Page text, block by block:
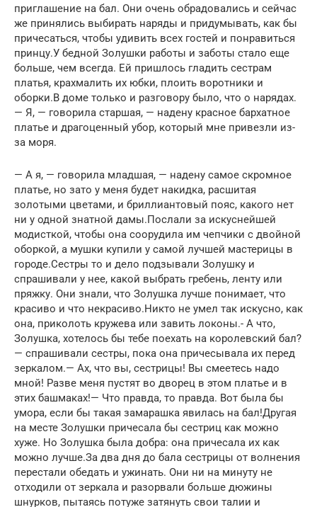
приглашение на бал. Они очень обрадовались и сейчас
же принялись выбирать наряды и придумывать, как бы
причесаться, чтобы удивить всех гостей и понравиться
принцу.У бедной Золушки работы и заботы стало еще
больше, чем всегда. Ей пришлось гладить сестрам
платья, крахмалить их юбки, плоить воротники и
оборки.В доме только и разговору было, что о нарядах.
— Я, — говорила старшая, — надену красное бархатное
платье и драгоценный убор, который мне привезли из-
за моря.
— А я, — говорила младшая, — надену самое скромное
платье, но зато у меня будет накидка, расшитая
золотыми цветами, и бриллиантовый пояс, какого нет
ни у одной знатной дамы.Послали за искуснейшей
модисткой, чтобы она соорудила им чепчики с двойной
оборкой, а мушки купили у самой лучшей мастерицы в
городе.Сестры то и дело подзывали Золушку и
спрашивали у нее, какой выбрать гребень, ленту или
пряжку. Они знали, что Золушка лучше понимает, что
красиво и что некрасиво.Никто не умел так искусно, как
она, приколоть кружева или завить локоны.- А что,
Золушка, хотелось бы тебе поехать на королевский бал?
— спрашивали сестры, пока она причесывала их перед
зеркалом.— Ах, что вы, сестрицы! Вы смеетесь надо
мной! Разве меня пустят во дворец в этом платье и в
этих башмаках!— Что правда, то правда. Вот была бы
умора, если бы такая замарашка явилась на бал!Другая
на месте Золушки причесала бы сестриц как можно
хуже. Но Золушка была добра: она причесала их как
можно лучше.За два дня до бала сестрицы от волнения
перестали обедать и ужинать. Они ни на минуту не
отходили от зеркала и разорвали больше дюжины
шнурков, пытаясь потуже затянуть свои талии и